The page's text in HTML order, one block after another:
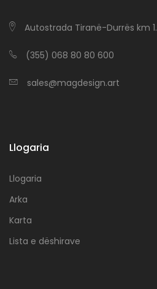
Autostrada Tiranë-Durrës km 1.
(355) 068 80 80 600
sales@magdesign.art
Llogaria
Llogaria
Arka
Karta
Lista e dëshirave